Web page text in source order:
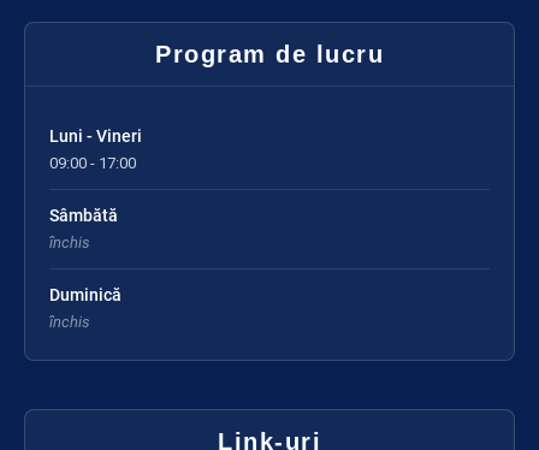
Program de lucru
Luni - Vineri
09:00 - 17:00
Sâmbătă
închis
Duminică
închis
Link-uri